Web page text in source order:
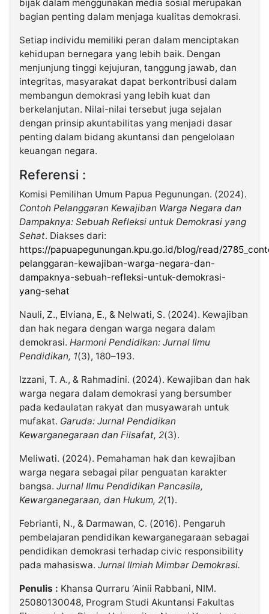
bijak dalam menggunakan media sosial merupakan
bagian penting dalam menjaga kualitas demokrasi.
Setiap individu memiliki peran dalam menciptakan
kehidupan bernegara yang lebih baik. Dengan
menjunjung tinggi kejujuran, tanggung jawab, dan
integritas, masyarakat dapat berkontribusi dalam
membangun demokrasi yang lebih kuat dan
berkelanjutan. Nilai-nilai tersebut juga sejalan
dengan prinsip akuntabilitas yang menjadi dasar
penting dalam bidang akuntansi dan pengelolaan
keuangan negara.
Referensi :
Komisi Pemilihan Umum Papua Pegunungan. (2024).
Contoh Pelanggaran Kewajiban Warga Negara dan
Dampaknya: Sebuah Refleksi untuk Demokrasi yang
Sehat. Diakses dari:
https://papuapegunungan.kpu.go.id/blog/read/
pelanggaran-kewajiban-warga-negara-dan-
dampaknya-sebuah-refleksi-untuk-demokrasi-
yang-sehat
Nauli, Z., Elviana, E., & Nelwati, S. (2024). Kewajiban
dan hak negara dengan warga negara dalam
demokrasi. Harmoni Pendidikan: Jurnal Ilmu
Pendidikan, 1(3), 180–193.
Izzani, T. A., & Rahmadini. (2024). Kewajiban dan hak
warga negara dalam demokrasi yang bersumber
pada kedaulatan rakyat dan musyawarah untuk
mufakat. Garuda: Jurnal Pendidikan
Kewarganegaraan dan Filsafat, 2(3).
Meliwati. (2024). Pemahaman hak dan kewajiban
warga negara sebagai pilar penguatan karakter
bangsa. Jurnal Ilmu Pendidikan Pancasila,
Kewarganegaraan, dan Hukum, 2(1).
Febrianti, N., & Darmawan, C. (2016). Pengaruh
pembelajaran pendidikan kewarganegaraan sebagai
pendidikan demokrasi terhadap civic responsibility
pada mahasiswa. Jurnal Ilmiah Mimbar Demokrasi.
Penulis : Khansa Qurraru ‘Ainii Rabbani, NIM.
25080130048, Program Studi Akuntansi Fakultas